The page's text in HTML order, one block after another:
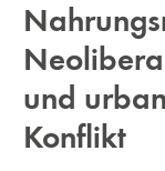
und
Konflikt